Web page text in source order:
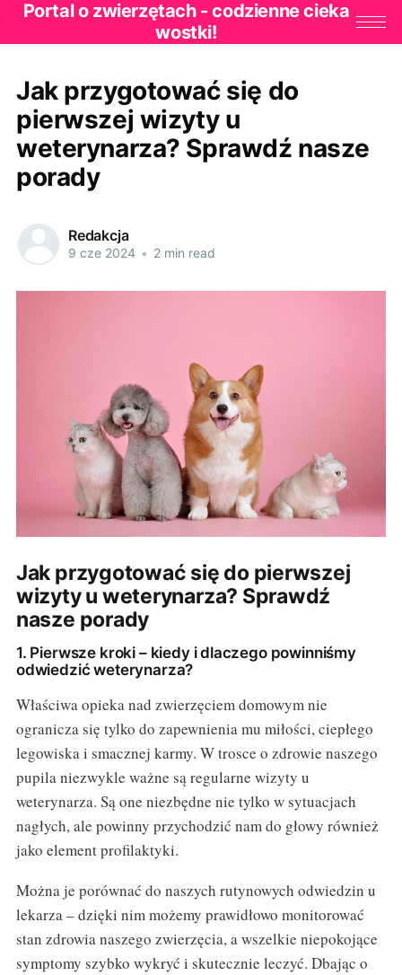
Portal o zwierzętach - codzienne cieka
wostki!
Jak przygotować się do
pierwszej wizyty u
weterynarza? Sprawdź nasze
porady
Redakcja
9 cze 2024 • 2 min read
Jak przygotować się do pierwszej
wizyty u weterynarza? Sprawdź
nasze porady
1. Pierwsze kroki – kiedy i dlaczego powinniśmy
odwiedzić weterynarza?
Właściwa opieka nad zwierzęciem domowym nie
ogranicza się tylko do zapewnienia mu miłości, ciepłego
legowiska i smacznej karmy. W trosce o zdrowie naszego
pupila niezwykle ważne są regularne wizyty u
weterynarza. Są one niezbędne nie tylko w sytuacjach
nagłych, ale powinny przychodzić nam do głowy również
jako element profilaktyki.
Można je porównać do naszych rutynowych odwiedzin u
lekarza – dzięki nim możemy prawidłowo monitorować
stan zdrowia naszego zwierzęcia, a wszelkie niepokojące
symptomy szybko wykryć i skutecznie leczyć. Dbając o